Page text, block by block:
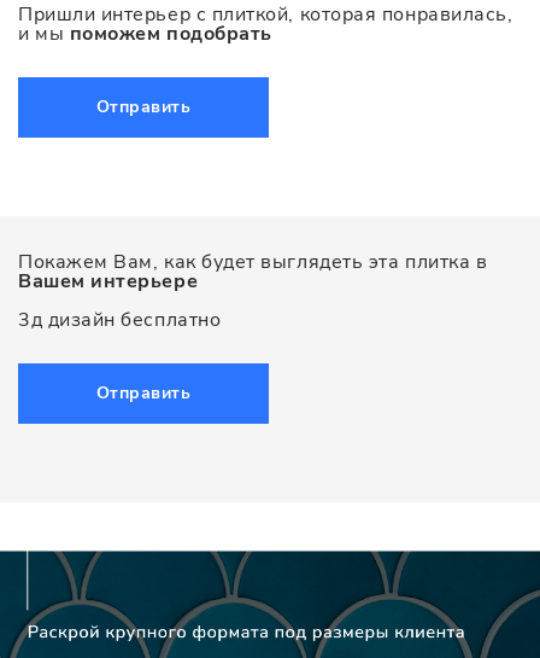
Пришли интерьер с плиткой, которая понравилась,
и мы поможем подобрать
Отправить
Покажем Вам, как будет выглядеть эта плитка в
Вашем интерьере
3д дизайн бесплатно
Отправить